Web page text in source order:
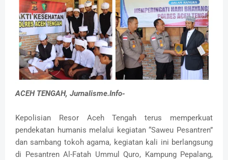
ACEH TENGAH, Jurnalisme.Info-
Kepolisian Resor Aceh Tengah terus memperkuat
pendekatan humanis melalui kegiatan “Saweu Pesantren”
dan sambang tokoh agama, kegiatan kali ini berlangsung
di Pesantren Al-Fatah Ummul Quro, Kampung Pepalang,